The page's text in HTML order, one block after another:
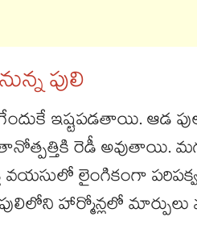
పులి
ఇష్టపడతాయి. ఆడ
రెడీ అవుతాయి.
వయసులో లైంగికంగా
హార్మోన్లలో మార్పులు